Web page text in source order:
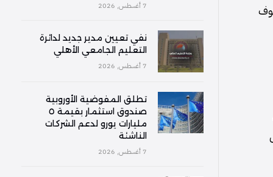
7 أغسطس, 2026
نفي تعيين مدير جديد لدائرة
التعليم الجامعي الأهلي
7 أغسطس, 2026
تطلق المفوضية الأوروبية
صندوق استثمار بقيمة ٥
مليارات يورو لدعم الشركات
الناشئة
7 أغسطس, 2026